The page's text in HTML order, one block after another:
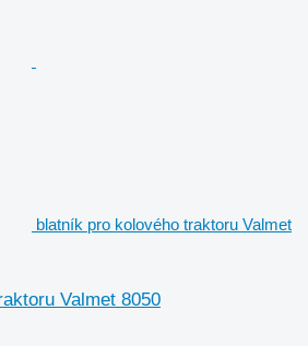
blatník pro kolového traktoru Valmet
Valmet 8050